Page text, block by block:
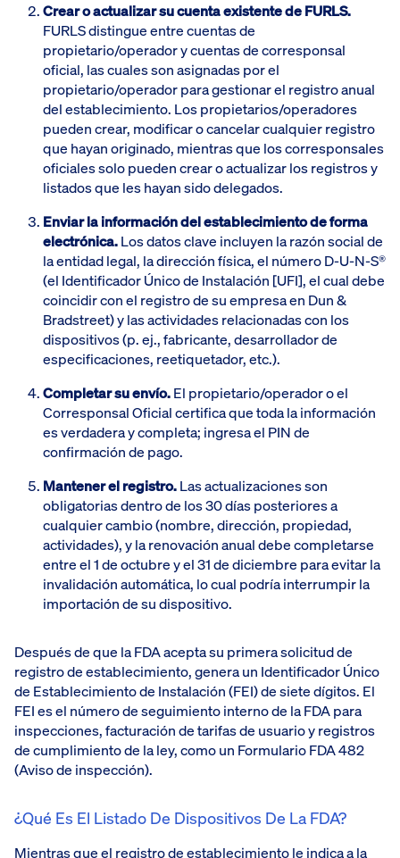
Crear o actualizar su cuenta existente de FURLS.
FURLS distingue entre cuentas de
propietario/operador y cuentas de corresponsal
oficial, las cuales son asignadas por el
propietario/operador para gestionar el registro anual
del establecimiento. Los propietarios/operadores
pueden crear, modificar o cancelar cualquier registro
que hayan originado, mientras que los corresponsales
oficiales solo pueden crear o actualizar los registros y
listados que les hayan sido delegados.
Enviar la información del establecimiento de forma
electrónica.Los datos clave incluyen la razón social de
la entidad legal, la dirección física, el número D-U-N-S®
(el Identificador Único de Instalación [UFI], el cual debe
coincidir con el registro de su empresa en Dun &
Bradstreet) y las actividades relacionadas con los
dispositivos (p. ej., fabricante, desarrollador de
especificaciones, reetiquetador, etc.).
Completar su envío.El propietario/operador o el
Corresponsal Oficial certifica que toda la información
es verdadera y completa; ingresa el PIN de
confirmación de pago.
Mantener el registro.Las actualizaciones son
obligatorias dentro de los 30 días posteriores a
cualquier cambio (nombre, dirección, propiedad,
actividades), y la renovación anual debe completarse
entre el 1 de octubre y el 31 de diciembre para evitar la
invalidación automática, lo cual podría interrumpir la
importación de su dispositivo.
Después de que la FDA acepta su primera solicitud de
registro de establecimiento, genera un Identificador Único
de Establecimiento de Instalación (FEI) de siete dígitos. El
FEI es el número de seguimiento interno de la FDA para
inspecciones, facturación de tarifas de usuario y registros
de cumplimiento de la ley, como un Formulario FDA 482
(Aviso de inspección).
¿Qué Es El Listado De Dispositivos De La FDA?
Mientras que el registro de establecimiento le indica a la